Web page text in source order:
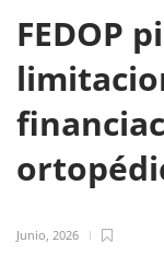
FEDOP
Junio, 2026